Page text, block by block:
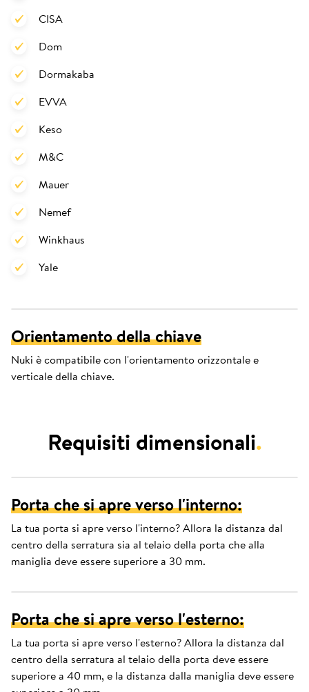
CISA
Dom
Dormakaba
EVVA
Keso
M&C
Mauer
Nemef
Winkhaus
Yale
Orientamento della chiave
Nuki è compatibile con l'orientamento orizzontale e
verticale della chiave.
Requisiti dimensionali.
Porta che si apre verso l'interno:
La tua porta si apre verso l'interno? Allora la distanza dal
centro della serratura sia al telaio della porta che alla
maniglia deve essere superiore a 30 mm.
Porta che si apre verso l'esterno:
La tua porta si apre verso l'esterno? Allora la distanza dal
centro della serratura al telaio della porta deve essere
superiore a 40 mm, e la distanza dalla maniglia deve essere